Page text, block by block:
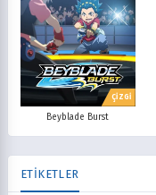
ÇİZGİ
Beyblade Burst
ETİKETLER